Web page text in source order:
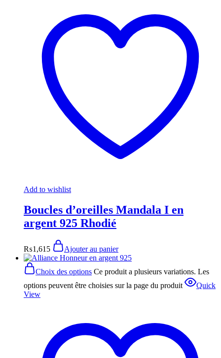
Add to wishlist
Boucles d’oreilles Mandala I en
argent 925 Rhodié
₨1,615 Ajouter au panier
Choix des options Ce produit a plusieurs variations. Les
options peuvent être choisies sur la page du produit
Quick
View